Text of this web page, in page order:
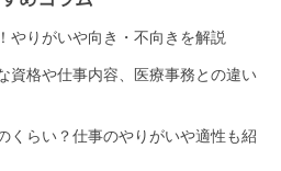
やりがいや向き・不向きを解説
資格や仕事内容、医療事務との違い
くらい？仕事のやりがいや適性も紹